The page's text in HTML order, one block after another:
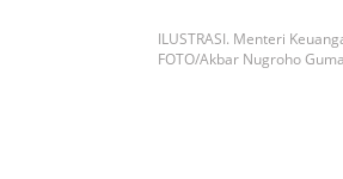
ILUSTRASI. Menteri
FOTO/Akbar Nugroho